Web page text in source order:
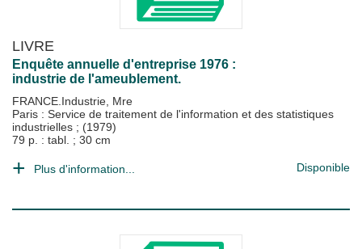
LIVRE
Enquête annuelle d'entreprise 1976 :
industrie de l'ameublement.
FRANCE.Industrie, Mre
Paris : Service de traitement de l'information et des statistiques
industrielles ; (1979)
79 p. : tabl. ; 30 cm
Plus d'information... Disponible